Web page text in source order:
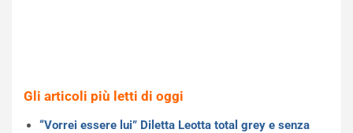
Gli articoli più letti di oggi
“Vorrei essere lui” Diletta Leotta total grey e senza